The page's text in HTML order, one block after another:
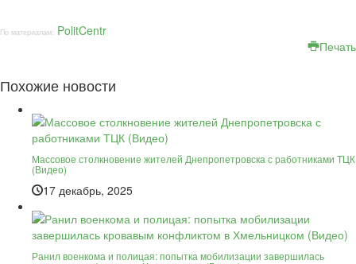
По материалам: PolitCentr
Печать
Похожие новости
Массовое столкновение жителей Днепропетровска с работниками ТЦК
(Видео)
17 декабрь, 2025
Ранил военкома и полицая: попытка мобилизации завершилась